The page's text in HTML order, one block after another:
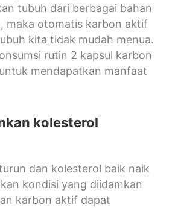
tubuh dari berbagai bahan
maka otomatis karbon aktif
kita tidak mudah menua.
rutin 2 kapsul karbon
mendapatkan manfaat
kolesterol
dan kolesterol baik naik
kondisi yang diidamkan
karbon aktif dapat